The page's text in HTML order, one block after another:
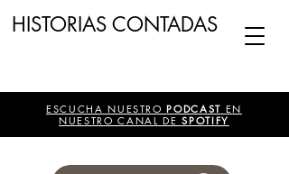
HISTORIAS CONTADAS
ESCUCHA NUESTROPODCAST EN
NUESTRO CANAL DESPOTIFY